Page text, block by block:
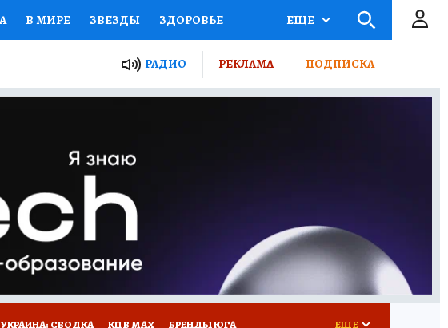
В МИРЕ ЗВЕЗДЫ ЗДОРОВЬЕ
ПРОЕКТЫ РОССИИ
ЖЕНСКИЕ СЕКРЕТЫ ПУТЕВОДИТЕЛЬ
ГИД ПОТРЕБИТЕЛЯ
ЕЩЕ
РАДИО РЕКЛАМА ПОДПИСКА
УКРАИНА: СВОДКА КП В МАХ БРЕНДЫ ЮГА ЕЩЕ